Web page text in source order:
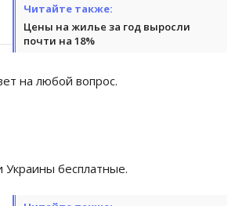
Читайте также:
Цены на жилье за ​​год выросли
почти на 18%
на любой вопрос.
Украины бесплатные.